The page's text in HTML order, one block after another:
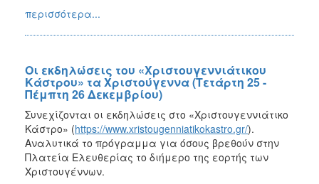
περισσότερα...
Οι εκδηλώσεις του «Χριστουγεννιάτικου
Κάστρου» τα Χριστούγεννα (Τετάρτη 25 -
Πέμπτη 26 Δεκεμβρίου)
Συνεχίζονται οι εκδηλώσεις στο «Χριστουγεννιάτικο
Κάστρο» (https://www.xristougenniatikokastro.gr/).
Αναλυτικά το πρόγραμμα για όσους βρεθούν στην
Πλατεία Ελευθερίας το διήμερο της εορτής των
Χριστουγέννων.